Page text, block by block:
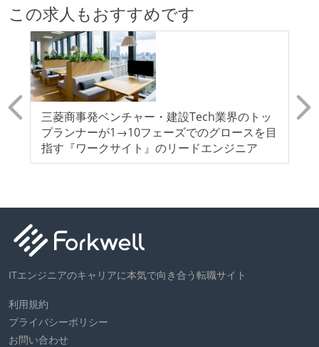
この求人もおすすめです
三菱商事発ベンチャー・建設Tech業界のトッ
プランナーが1→10フェーズでのグロースを目
指す『ワークサイト』のリードエンジニア
ITエンジニアのキャリアに本気で向き合う転職サイト
利用規約
プライバシーポリシー
お問い合わせ